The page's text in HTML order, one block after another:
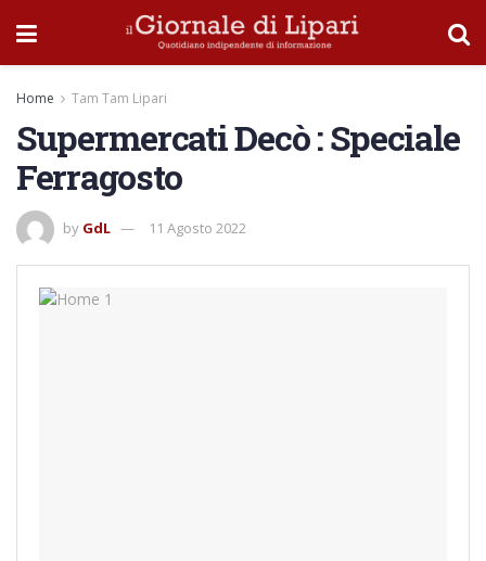
Home Tam Tam Lipari
Supermercati Decò : Speciale
Ferragosto
by GdL 11 Agosto 2022